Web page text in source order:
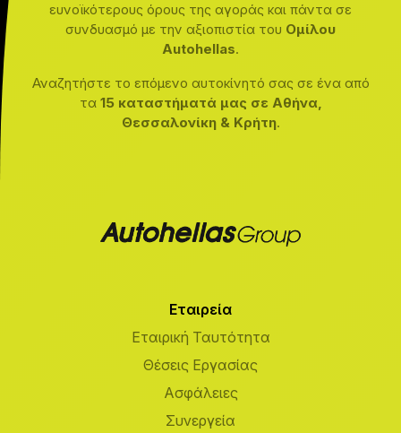
ευνοϊκότερους όρους της αγοράς και πάντα σε
συνδυασμό με την αξιοπιστία του Ομίλου
Autohellas.
Αναζητήστε το επόμενο αυτοκίνητό σας σε ένα από
τα 15 καταστήματά μας σε Αθήνα,
Θεσσαλονίκη & Κρήτη.
Εταιρεία
Εταιρική Ταυτότητα
Θέσεις Εργασίας
Ασφάλειες
Συνεργεία